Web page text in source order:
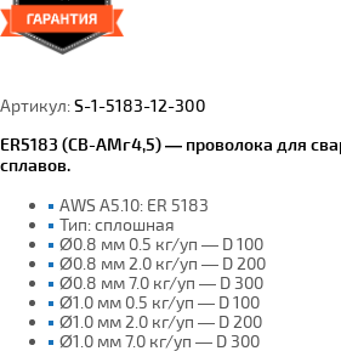
Артикул:S-1-5183-12-300
ER5183 (СВ-АМг4,5) — проволока для
сплавов.
AWS A5.10: ER 5183
Тип: сплошная
Ø0.8 мм 0.5 кг/уп — D 100
Ø0.8 мм 2.0 кг/уп — D 200
Ø0.8 мм 7.0 кг/уп — D 300
Ø1.0 мм 0.5 кг/уп — D 100
Ø1.0 мм 2.0 кг/уп — D 200
Ø1.0 мм 7.0 кг/уп — D 300